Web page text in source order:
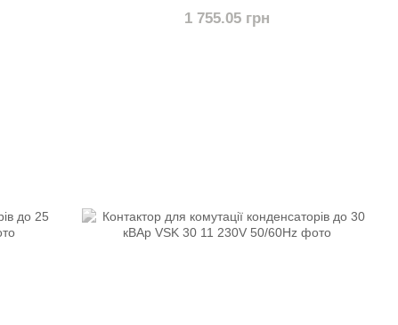
1 755.05 грн